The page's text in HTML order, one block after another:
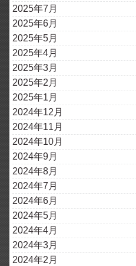
2025年7月
2025年6月
2025年5月
2025年4月
2025年3月
2025年2月
2025年1月
2024年12月
2024年11月
2024年10月
2024年9月
2024年8月
2024年7月
2024年6月
2024年5月
2024年4月
2024年3月
2024年2月